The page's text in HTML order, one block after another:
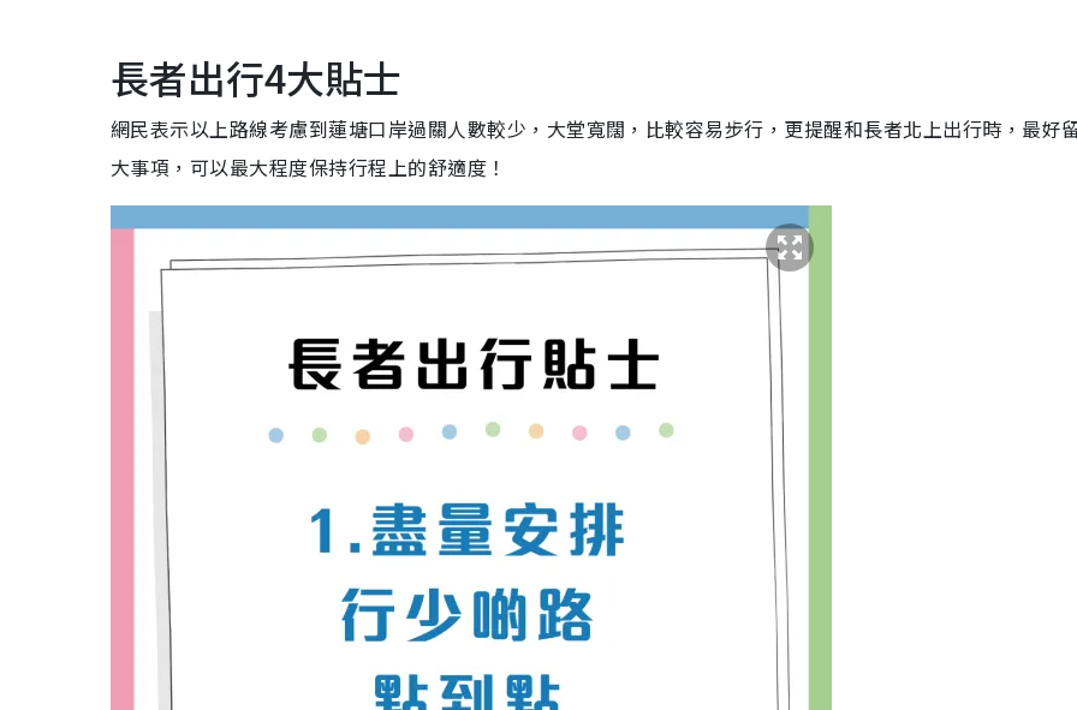
長者出行4大貼士
網民表示以上路線考慮到蓮塘口岸過關人數較少，大堂寬闊，比較容易步行，更提醒和長者北上出行時，最好
大事項，可以最大程度保持行程上的舒適度！